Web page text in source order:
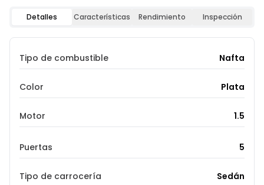
Detalles Características Rendimiento Inspección
Tipo de combustible Nafta
Color Plata
Motor 1.5
Puertas 5
Tipo de carrocería Sedán